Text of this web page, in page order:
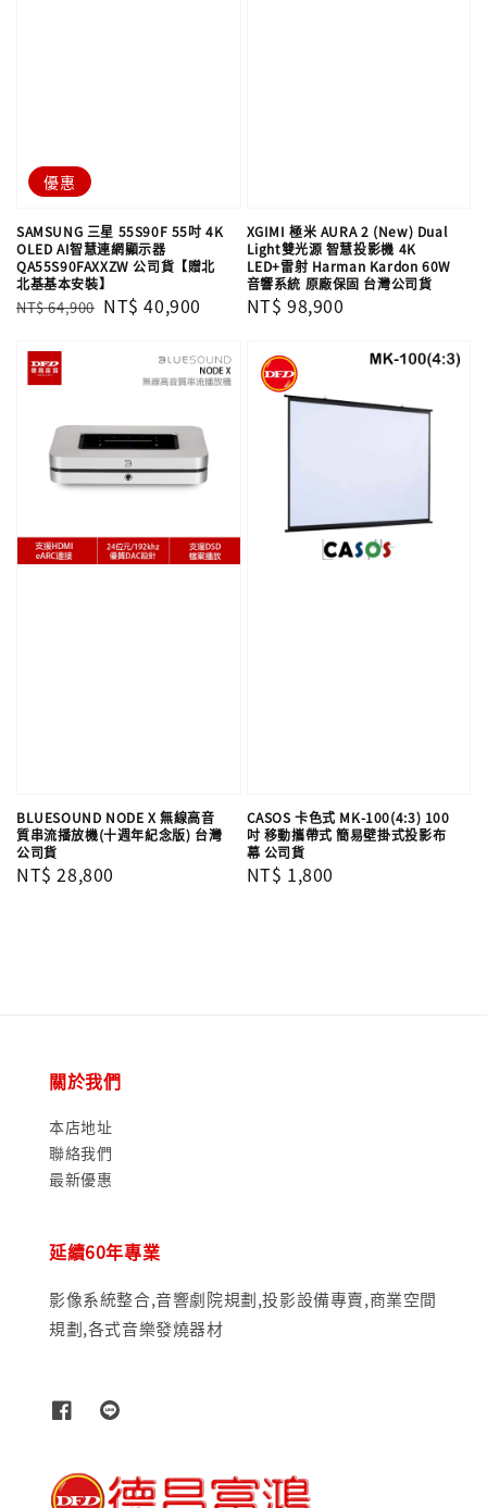
優惠
SAMSUNG 三星 55S90F 55吋 4K
OLED AI智慧連網顯示器
QA55S90FAXXZW 公司貨【贈北
北基基本安裝】
Regular
NT$ 64,900 Sale
NT$ 40,900
XGIMI 極米 AURA 2 (New) Dual
Light雙光源 智慧投影機 4K
LED+雷射 Harman Kardon 60W
音響系統 原廠保固 台灣公司貨
Regular
NT$ 98,900
BLUESOUND NODE X 無線高音
質串流播放機(十週年紀念版) 台灣
公司貨
Regular
NT$ 28,800
CASOS 卡色式 MK-100(4:3) 100
吋 移動攜帶式 簡易壁掛式投影布
幕 公司貨
Regular
NT$ 1,800
關於我們
本店地址
聯絡我們
最新優惠
延續60年專業
影像系統整合,音響劇院規劃,投影設備專賣,商業空間
規劃,各式音樂發燒器材